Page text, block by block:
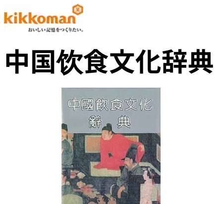
中国饮食文化辞典